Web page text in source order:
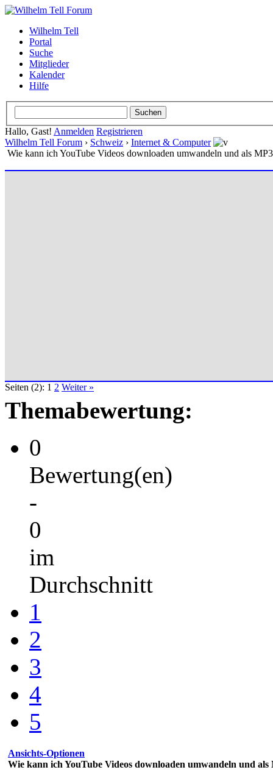
Wilhelm Tell
Portal
Suche
Mitglieder
Kalender
Hilfe
Hallo, Gast! Anmelden Registrieren
Wilhelm Tell Forum › Schweiz › Internet & Computer
Wie kann ich YouTube Videos downloaden umwandeln und als
Seiten (2): 1 2 Weiter »
Themabewertung:
0
Bewertung(en)
-
0
im
Durchschnitt
1
2
3
4
5
Ansichts-Optionen
Wie kann ich YouTube Videos downloaden umwandeln und